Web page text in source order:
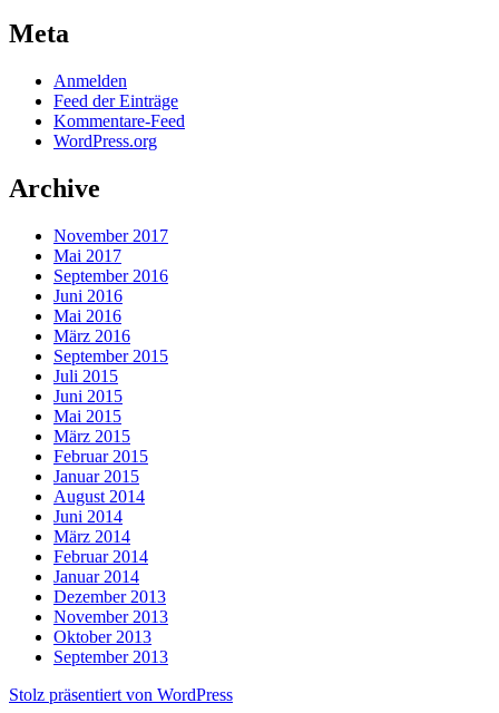
Meta
Anmelden
Feed der Einträge
Kommentare-Feed
WordPress.org
Archive
November 2017
Mai 2017
September 2016
Juni 2016
Mai 2016
März 2016
September 2015
Juli 2015
Juni 2015
Mai 2015
März 2015
Februar 2015
Januar 2015
August 2014
Juni 2014
März 2014
Februar 2014
Januar 2014
Dezember 2013
November 2013
Oktober 2013
September 2013
Stolz präsentiert von WordPress